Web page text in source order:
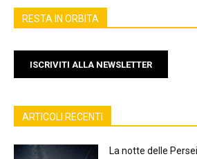
RESTA IN ORBITA
ISCRIVITI ALLA NEWSLETTER
ARTICOLI RECENTI
La notte delle